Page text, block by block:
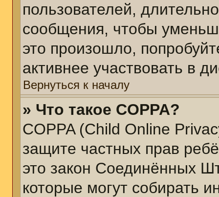
пользователей,
сообщения, чтобы
это произошло,
активнее участвовать в
Вернуться к началу
» Что такое COPPA?
COPPA (Child Online
защите частных прав
это закон Соединённых
которые могут собирать